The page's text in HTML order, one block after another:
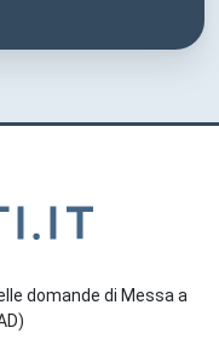
domande di Messa a